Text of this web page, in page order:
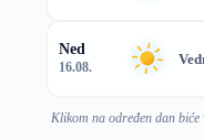
Ned
16.08.
Klikom na određen dan